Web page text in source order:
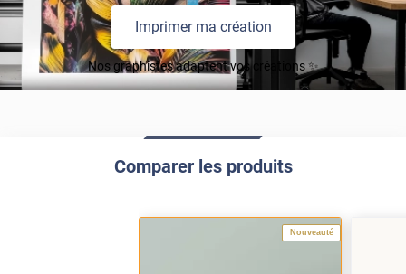
Imprimer ma création
Nos graphistes adaptent vos créations ✨
Comparer les produits
Nouveauté